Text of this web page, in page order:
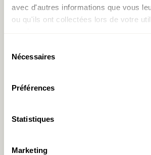
avec d'autres informations que vous
ou qu'ils ont collectées lors de votre
Nécessaires
Préférences
Statistiques
Marketing
Commentaire*